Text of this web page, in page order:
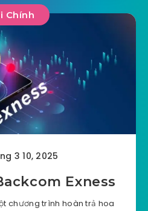
Chính
3 10, 2025
Exness
chương trình hoàn trả hoa